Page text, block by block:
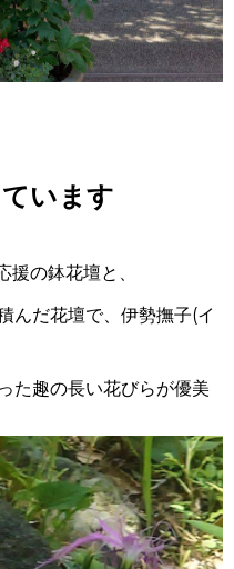
います
の鉢花壇と、
んだ花壇で、伊勢撫子(イ
た趣の長い花びらが優美